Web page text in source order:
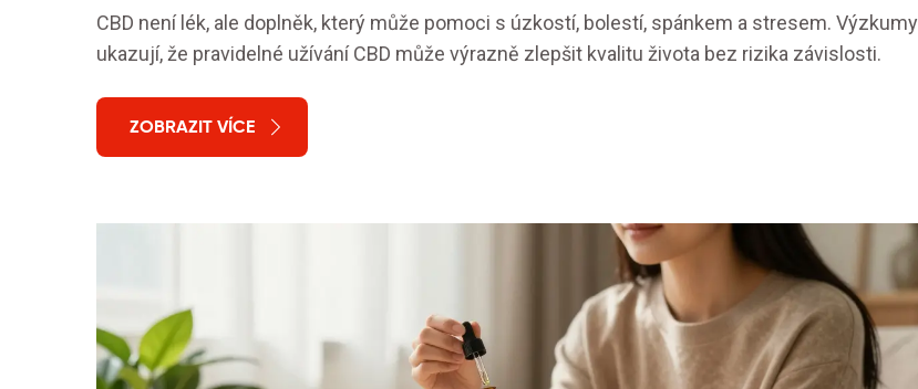
CBD není lék, ale doplněk, který může pomoci s úzkostí, bolestí, spánkem a stresem. Výzkumy
ukazují, že pravidelné užívání CBD může výrazně zlepšit kvalitu života bez rizika závislosti.
ZOBRAZIT VÍCE